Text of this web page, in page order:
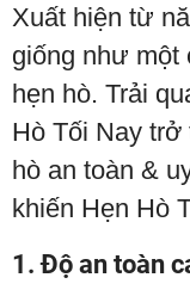
Xuất hiện từ
giống như một
hẹn hò. Trải
Hò Tối Nay trở
hò an toàn &
khiến Hẹn Hò
1. Độ an toàn